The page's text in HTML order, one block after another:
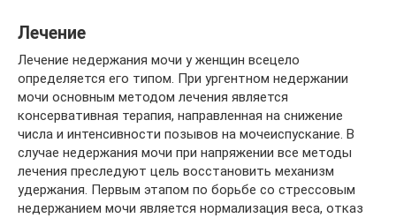
Лечение
Лечение недержания мочи у женщин всецело
определяется его типом. При ургентном недержании
мочи основным методом лечения является
консервативная терапия, направленная на снижение
числа и интенсивности позывов на мочеиспускание. В
случае недержания мочи при напряжении все методы
лечения преследуют цель восстановить механизм
удержания. Первым этапом по борьбе со стрессовым
недержанием мочи является нормализация веса, отказ